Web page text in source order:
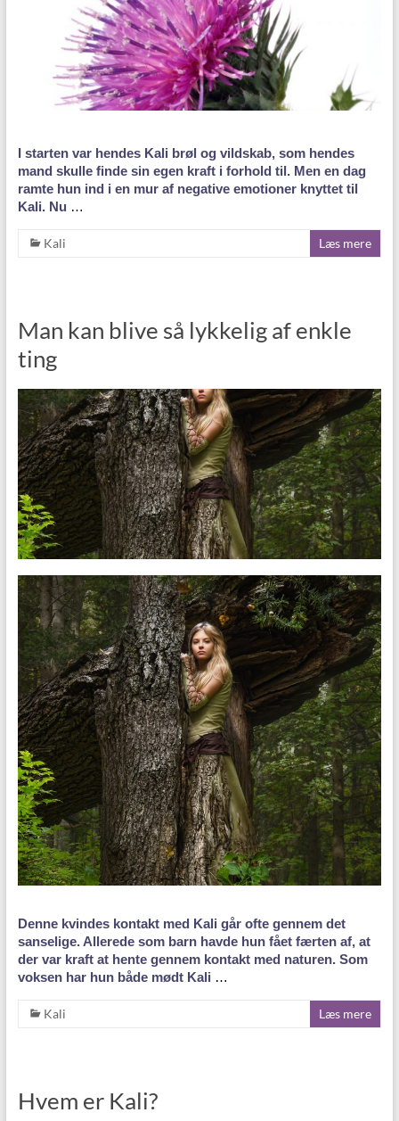
I starten var hendes Kali brøl og vildskab, som hendes
mand skulle finde sin egen kraft i forhold til. Men en dag
ramte hun ind i en mur af negative emotioner knyttet til
Kali. Nu …
Kali Læs mere
Man kan blive så lykkelig af enkle
ting
Denne kvindes kontakt med Kali går ofte gennem det
sanselige. Allerede som barn havde hun fået færten af, at
der var kraft at hente gennem kontakt med naturen. Som
voksen har hun både mødt Kali …
Kali Læs mere
Hvem er Kali?